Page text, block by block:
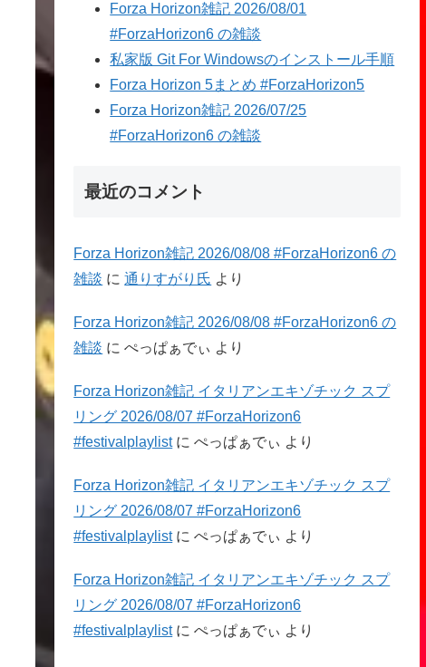
Forza Horizon雑記 2026/08/01
#ForzaHorizon6 の雑談
私家版 Git For Windowsのインストール手順
Forza Horizon 5まとめ #ForzaHorizon5
Forza Horizon雑記 2026/07/25
#ForzaHorizon6 の雑談
最近のコメント
Forza Horizon雑記 2026/08/08 #ForzaHorizon6 の
雑談 に通りすがり氏 より
Forza Horizon雑記 2026/08/08 #ForzaHorizon6 の
雑談 にぺっぱぁでぃ より
Forza Horizon雑記 イタリアンエキゾチック スプ
リング 2026/08/07 #ForzaHorizon6
#festivalplaylistにぺっぱぁでぃ より
Forza Horizon雑記 イタリアンエキゾチック スプ
リング 2026/08/07 #ForzaHorizon6
#festivalplaylistにぺっぱぁでぃ より
Forza Horizon雑記 イタリアンエキゾチック スプ
リング 2026/08/07 #ForzaHorizon6
#festivalplaylistにぺっぱぁでぃ より